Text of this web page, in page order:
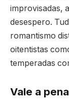
improvisadas,
desespero.
romantismo
oitentistas
temperadas
Vale a